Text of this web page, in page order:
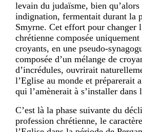
levain du judaïsme, bien qu’alors
indignation, fermentait durant la
Smyrne. Cet effort pour changer
chrétienne composée
croyants, en une pseudo-
composée d’un mélange de
d’incrédules, ouvrirait
l’Eglise au monde et préparerait
qui l’amènerait à s’installer dans
C’est là la phase suivante du
profession chrétienne, le